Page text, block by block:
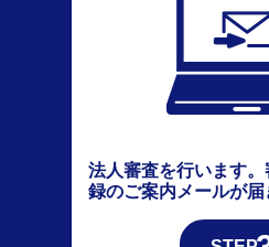
法人審査を行います
録のご案内メールが届